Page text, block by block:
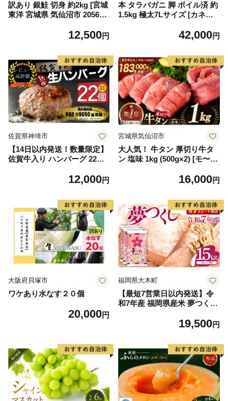
訳あり 銀鮭 切身 約2kg [宮城
東洋 宮城県 気仙沼市 205649
格外 不揃い さけ サケ 鮭切身
切り身 魚 わけあり
12,500円
本 タラバガニ 脚 ボイル済 約
1.5kg 極太7Lサイズ [カネダ
6] カニ かに 蟹 たらばがに た
42,000円
佐賀県神埼市
【14日以内発送！数量限定】
佐賀牛入り ハンバーグ 22個
毛和牛 ブランド牛 九州 ハン
(H083106)
12,000円
宮城県気仙沼市
大人気！ 牛タン 厚切り牛タ
ン 塩味 1kg (500g×2) [モ〜ラ
60] 肉 牛肉 精肉 牛たん 牛タ
厚切り タン
16,000円
大阪府貝塚市
ワケあり水なす２０個
20,000円
福岡県大木町
【最短7営業日以内発送】令
和7年産 福岡県産米 夢つくし
19,500円